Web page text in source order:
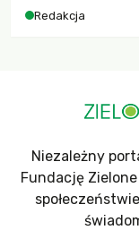
Redakcja
Niezależny
Fundację